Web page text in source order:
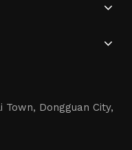
Town, Dongguan City,